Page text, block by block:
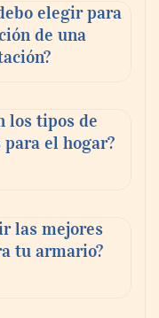
elegir para
de una
los tipos de
el hogar?
las mejores
tu armario?